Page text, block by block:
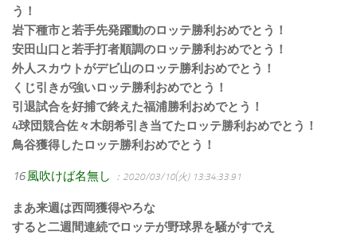
う！
岩下種市と若手先発躍動のロッテ勝利おめでとう！
安田山口と若手打者順調のロッテ勝利おめでとう！
外人スカウトがデビ山のロッテ勝利おめでとう！
くじ引きが強いロッテ勝利おめでとう！
引退試合を好捕で終えた福浦勝利おめでとう！
4球団競合佐々木朗希引き当てたロッテ勝利おめでとう！
鳥谷獲得したロッテ勝利おめでとう！
16 風吹けば名無し ：2020/03/10(火) 13:34:33.91
まあ来週は西岡獲得やろな
すると二週間連続でロッテが野球界を騒がすでえ